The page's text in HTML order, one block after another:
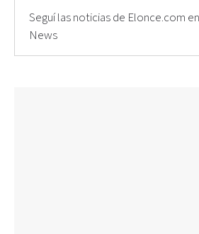
Seguí las noticias de Elonce.com
News